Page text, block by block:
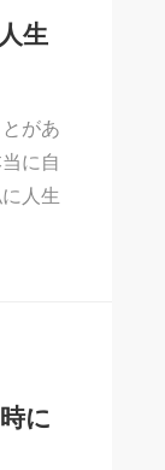
生
があ
に自
人生
に